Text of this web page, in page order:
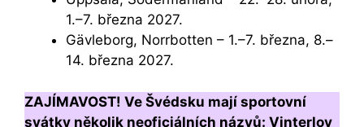
1.–7. března 2027.
Gävleborg, Norrbotten – 1.–7. března, 8.–
14. března 2027.
ZAJÍMAVOST! Ve Švédsku mají sportovní
svátky několik neoficiálních názvů: Vinterlov